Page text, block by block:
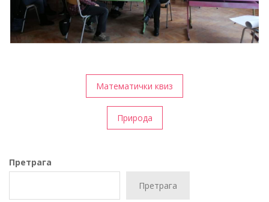
Математички квиз
Природа
Претрага
Претрага